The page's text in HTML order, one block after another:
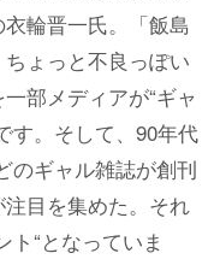
輪晋一氏。「飯島
ょっと不良っぽい
部メディアが“ギャ
す。そして、90年代
のギャル雑誌が創刊
目を集めた。それ
ト“となっていま